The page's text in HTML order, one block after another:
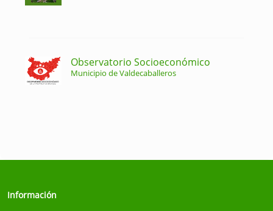
Observatorio Socioeconómico
Municipio de Valdecaballeros
Información